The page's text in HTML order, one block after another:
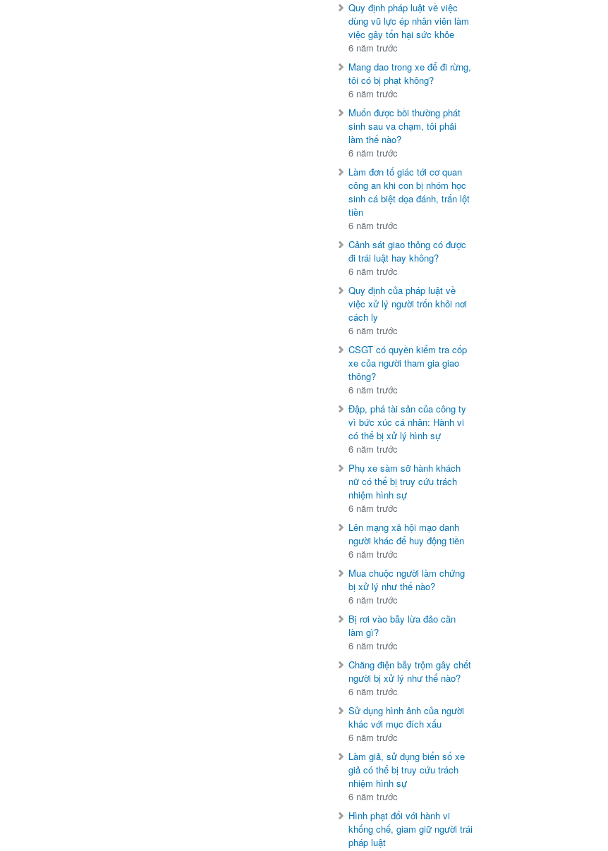
Quy định pháp luật về việc
dùng vũ lực ép nhân viên làm
việc gây tổn hại sức khỏe
6 năm trước
Mang dao trong xe để đi rừng,
tôi có bị phạt không?
6 năm trước
Muốn được bồi thường phát
sinh sau va chạm, tôi phải
làm thế nào?
6 năm trước
Làm đơn tố giác tới cơ quan
công an khi con bị nhóm học
sinh cá biệt dọa đánh, trấn lột
tiền
6 năm trước
Cảnh sát giao thông có được
đi trái luật hay không?
6 năm trước
Quy định của pháp luật về
việc xử lý người trốn khỏi nơi
cách ly
6 năm trước
CSGT có quyền kiểm tra cốp
xe của người tham gia giao
thông?
6 năm trước
Đập, phá tài sản của công ty
vì bức xúc cá nhân: Hành vi
có thể bị xử lý hình sự
6 năm trước
Phụ xe sàm sỡ hành khách
nữ có thể bị truy cứu trách
nhiệm hình sự
6 năm trước
Lên mạng xã hội mạo danh
người khác để huy động tiền
6 năm trước
Mua chuộc người làm chứng
bị xử lý như thế nào?
6 năm trước
Bị rơi vào bẫy lừa đảo cần
làm gì?
6 năm trước
Chăng điện bẫy trộm gây chết
người bị xử lý như thế nào?
6 năm trước
Sử dụng hình ảnh của người
khác với mục đích xấu
6 năm trước
Làm giả, sử dụng biển số xe
giả có thể bị truy cứu trách
nhiệm hình sự
6 năm trước
Hình phạt đối với hành vi
khống chế, giam giữ người trái
pháp luật